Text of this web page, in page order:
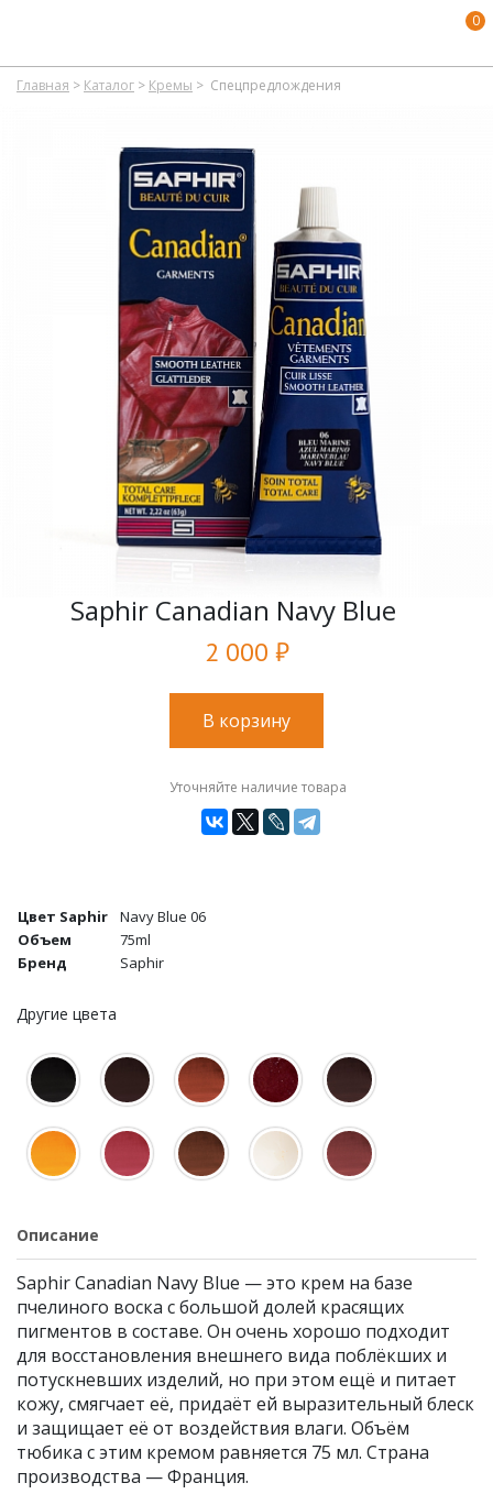
0
Главная > Каталог > Кремы > Спецпредлождения
Saphir Canadian Navy Blue
2 000 ₽
В корзину
Уточняйте наличие товара
Цвет Saphir
Navy Blue 06
Объем
75ml
Бренд
Saphir
Другие цвета
Описание
Saphir Canadian Navy Blue — это крем на базе
пчелиного воска с большой долей красящих
пигментов в составе. Он очень хорошо подходит
для восстановления внешнего вида поблёкших и
потускневших изделий, но при этом ещё и питает
кожу, смягчает её, придаёт ей выразительный блеск
и защищает её от воздействия влаги. Объём
тюбика с этим кремом равняется 75 мл. Страна
производства — Франция.